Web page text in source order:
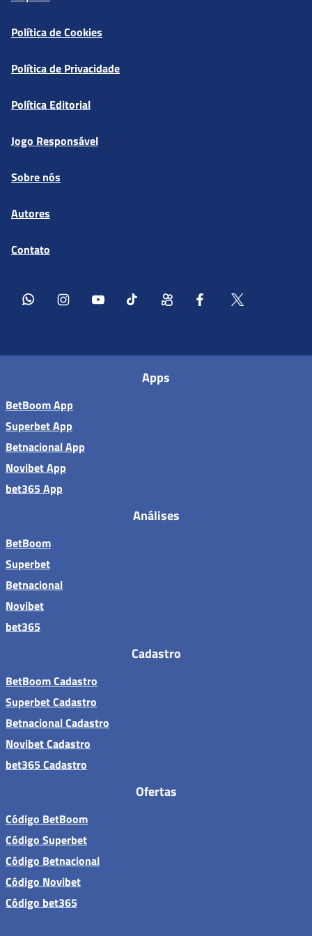
Política de Cookies
Política de Privacidade
Política Editorial
Jogo Responsável
Sobre nós
Autores
Contato
Apps
BetBoom App
Superbet App
Betnacional App
Novibet App
bet365 App
Análises
BetBoom
Superbet
Betnacional
Novibet
bet365
Cadastro
BetBoom Cadastro
Superbet Cadastro
Betnacional Cadastro
Novibet Cadastro
bet365 Cadastro
Ofertas
Código BetBoom
Código Superbet
Código Betnacional
Código Novibet
Código bet365